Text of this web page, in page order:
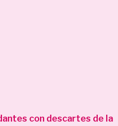
con descartes de la